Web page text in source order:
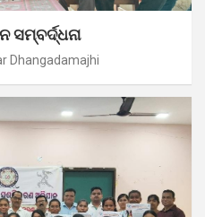
Dhangadamajhi